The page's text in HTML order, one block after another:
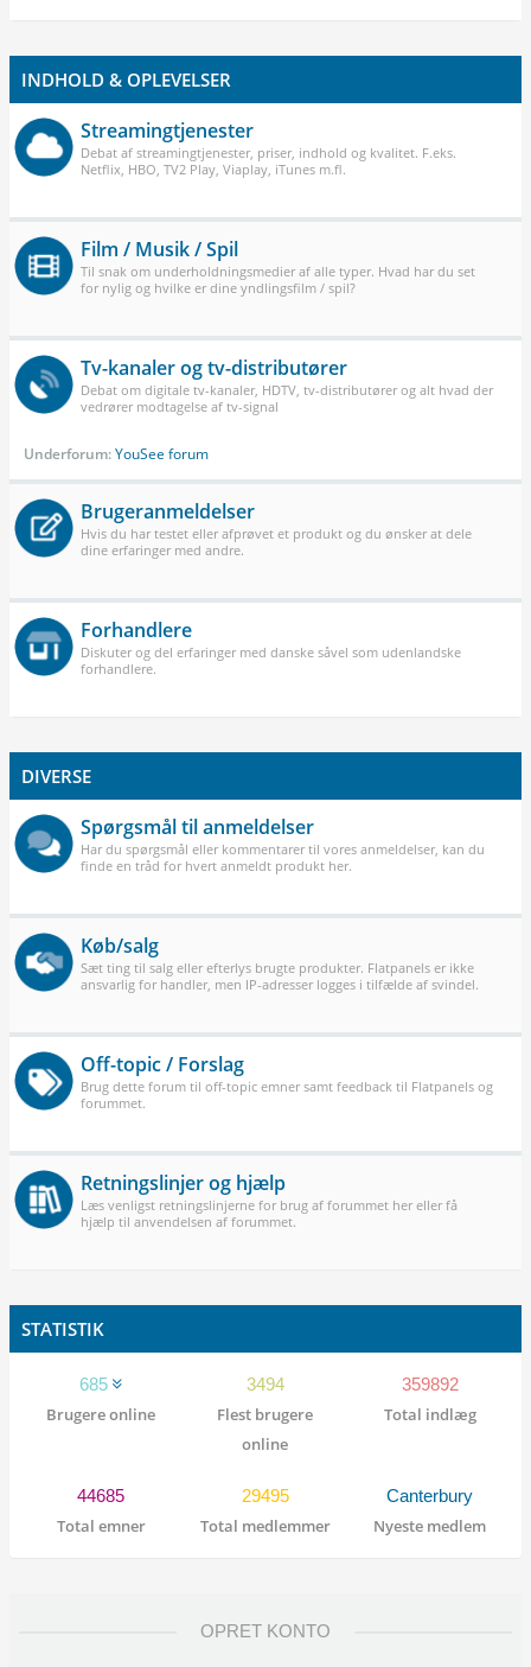
INDHOLD & OPLEVELSER
Streamingtjenester
Debat af streamingtjenester, priser, indhold og kvalitet. F.eks.
Netflix, HBO, TV2 Play, Viaplay, iTunes m.fl.
Film / Musik / Spil
Til snak om underholdningsmedier af alle typer. Hvad har du set
for nylig og hvilke er dine yndlingsfilm / spil?
Tv-kanaler og tv-distributører
Debat om digitale tv-kanaler, HDTV, tv-distributører og alt hvad der
vedrører modtagelse af tv-signal
Underforum:YouSee forum
Brugeranmeldelser
Hvis du har testet eller afprøvet et produkt og du ønsker at dele
dine erfaringer med andre.
Forhandlere
Diskuter og del erfaringer med danske såvel som udenlandske
forhandlere.
DIVERSE
Spørgsmål til anmeldelser
Har du spørgsmål eller kommentarer til vores anmeldelser, kan du
finde en tråd for hvert anmeldt produkt her.
Køb/salg
Sæt ting til salg eller efterlys brugte produkter. Flatpanels er ikke
ansvarlig for handler, men IP-adresser logges i tilfælde af svindel.
Off-topic / Forslag
Brug dette forum til off-topic emner samt feedback til Flatpanels og
forummet.
Retningslinjer og hjælp
Læs venligst retningslinjerne for brug af forummet her eller få
hjælp til anvendelsen af forummet.
STATISTIK
685
Brugere online
3494
Flest brugere
online
359892
Total indlæg
44685
Total emner
29495
Total medlemmer
Canterbury
Nyeste medlem
OPRET KONTO